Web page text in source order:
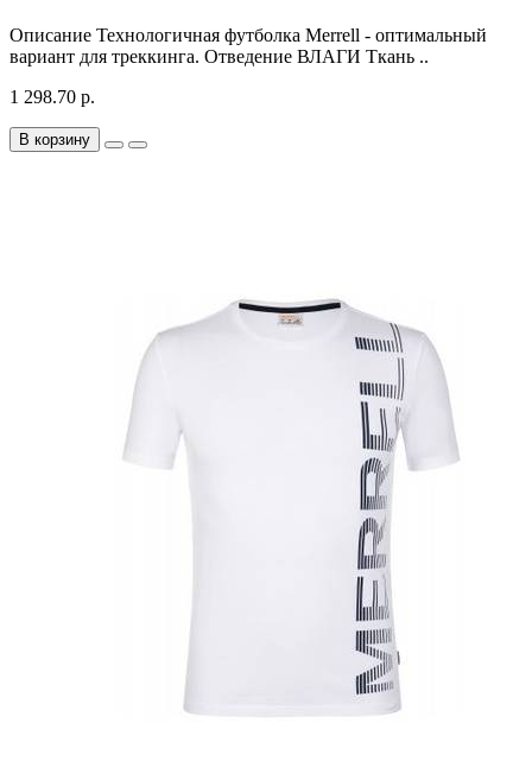
Описание Технологичная футболка Merrell - оптимальный
вариант для треккинга. Отведение ВЛАГИ Ткань ..
1 298.70 р.
В корзину